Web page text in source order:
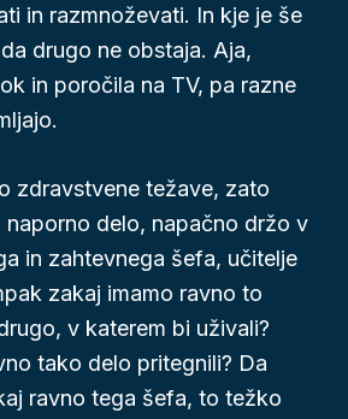
in razmnoževati. In kje je še
drugo ne obstaja. Aja,
in poročila na TV, pa razne
zdravstvene težave, zato
delo, napačno držo v
in zahtevnega šefa, učitelje
zakaj imamo ravno to
v katerem bi uživali?
tako delo pritegnili? Da
ravno tega šefa, to težko